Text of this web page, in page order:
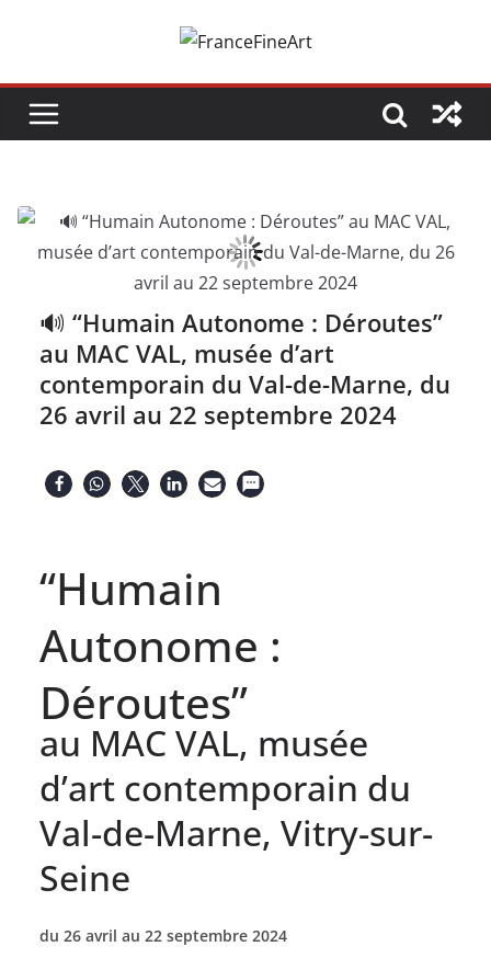
🔊 “Humain Autonome : Déroutes”
au MAC VAL, musée d’art
contemporain du Val-de-Marne, du
26 avril au 22 septembre 2024
“Humain
Autonome :
Déroutes”
au MAC VAL, musée
d’art contemporain du
Val-de-Marne, Vitry-sur-
Seine
du 26 avril au 22 septembre 2024